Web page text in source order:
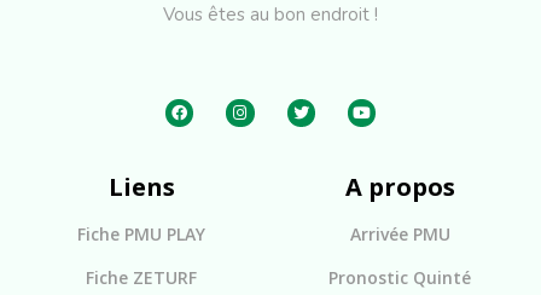
Vous êtes au bon endroit !
Liens
Fiche PMU PLAY
Fiche ZETURF
A propos
Arrivée PMU
Pronostic Quinté